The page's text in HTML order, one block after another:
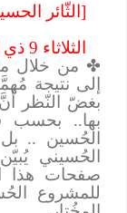
الثّائر
الثلاثاء 9 ذي العقدة 1436 - الموافق 25 / 8 / 2015
✤من خلال ما
إلى نتيجة
بغضّ النّظر أنَّ
بها.. بحسب
الحُسين ..
الحُسيني
صفحات هذا
للمشروع